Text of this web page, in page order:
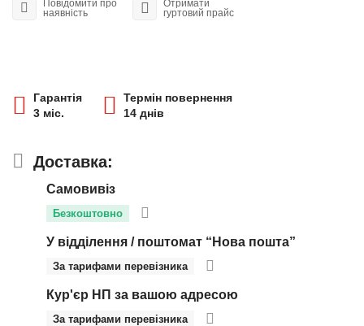
Повідомити про
наявність
Отримати
гуртовий прайс
Гарантія
3 міс.
Термін повернення
14 днів
Доставка:
Самовивіз
Безкоштовно
У відділення / поштомат “Нова пошта”
За тарифами перевізника
Кур'єр НП за вашою адресою
За тарифами перевізника